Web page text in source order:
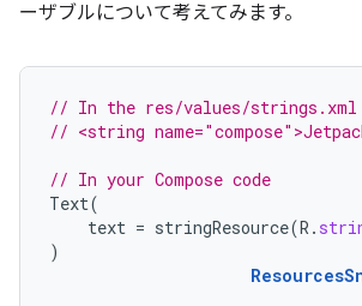
ーザブルについて考えてみます。
// In the res/values/
// <string
// In your Compose code
Text(
text = stringResource(R .
)